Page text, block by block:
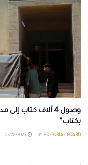
وصول 4 آلاف كتاب
بكتاب”
BY EDITORIAL BOARD
...